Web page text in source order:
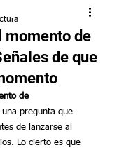
momento de
de que
de
pregunta que
de lanzarse al
Lo cierto es que